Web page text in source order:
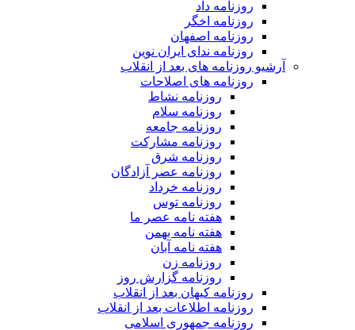
روزنامه داد
روزنامه اخگر
روزنامه اصفهان
روزنامه ندای ایران نوین
آرشیو روزنامه های بعد از انقلاب
روزنامه های اصلاحات
روزنامه نشاط
روزنامه سلام
روزنامه جامعه
روزنامه مشارکت
روزنامه شرق
روزنامه عصر آزادگان
روزنامه خرداد
روزنامه توس
هفته نامه عصر ما
هفته نامه بهمن
هفته نامه آبان
روزنامه زن
روزنامه گزارش روز
روزنامه کیهان بعد از انقلاب
روزنامه اطلاعات بعد از انقلاب
روزنامه جمهوری اسلامی